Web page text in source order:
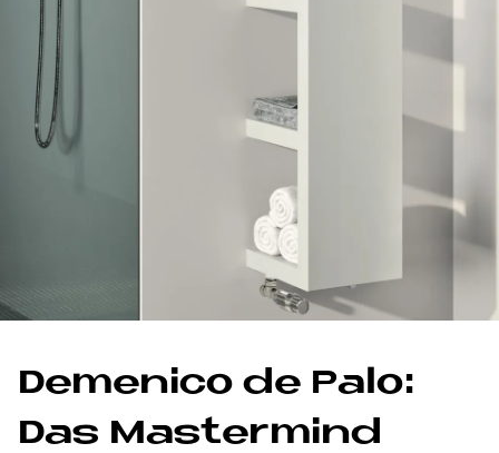
De­me­nico de Palo:
Das Ma­ster­mind